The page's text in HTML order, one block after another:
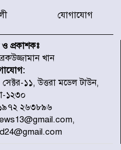
উত্তরা ১৩ নং সেক্টর-এ
পরিচ্ছন্নতা অভিযান
অভিযানে ২৪ ঘণ্টায় গ্রেপ্তার
মাদক-অস্ত্র
চরে বিপদে পড়া কচ্ছপ উদ্ধার
অবমুক্ত
যোগাযোগ
প্রকাশকঃ
খান
১১, উত্তরা মডেল টাউন,
১২৩০
২৬৩৮৯৬